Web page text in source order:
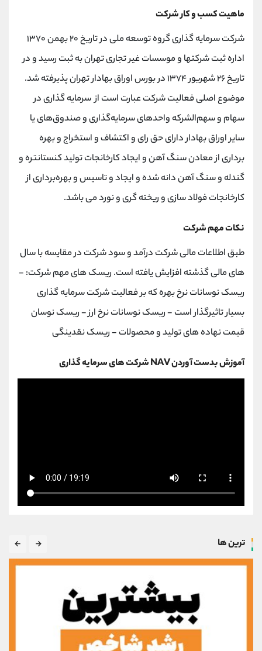
ماهیت کسب و کار شرکت
شرکت سرمایه گذاری گروه توسعه ملی در تاریخ ۲۰ بهمن ۱۳۷۰
اداره ثبت شرکتها و موسسات غیر تجاری تهران به ثبت رسید و در
تاریخ ۲۶ شهریور ۱۳۷۴ در بورس اوراق بهادار تهران پذیرفته شد.
موضوع اصلی فعالیت شرکت عبارت است از سرمایه گذاری در
سهام و سهم‌الشرکه واحدهای سرمایه‌گذاری و صندوق‌های یا
سایر اوراق بهادار دارای حق رای و اکتشاف و استخراج و بهره
برداری از معادن سنگ آهن و ایجاد کارخانجات تولید کنستانتره و
گندله و سنگ آهن دانه شده و ایجاد و تاسیس و بهره‌برداری از
کارخانجات فولاد سازی و ریخته گری و نورد می باشد.
نکات مهم شرکت
طبق اطلاعات مالی شرکت درآمد و سود شرکت در مقایسه با سال
های مالی گذشته افزایش یافته است. ریسک های مهم شرکت: -
ریسک نوسانات نرخ بهره که بر فعالیت شرکت سرمایه گذاری
بسیار تاثیرگذار است - ریسک نوسانات نرخ ارز - ریسک نوسان
قیمت نهاده های تولید و محصولات - ریسک نقدینگی
آموزش بدست آوردن NAV شرکت های سرمایه گذاری
ترین ها